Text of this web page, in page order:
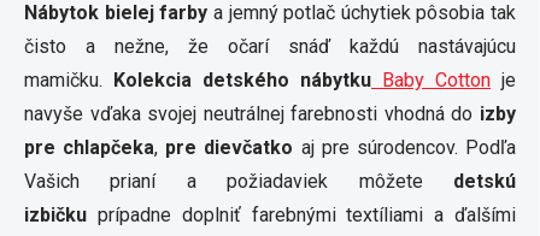
Nábytok bielej farby a jemný potlač úchytiek pôsobia tak
čisto a nežne, že očarí snáď každú nastávajúcu
mamičku. Kolekcia detského nábytku Baby Cotton je
navyše vďaka svojej neutrálnej farebnosti vhodná do izby
pre chlapčeka, pre dievčatko aj pre súrodencov. Podľa
Vašich prianí a požiadaviek môžete detskú
izbičku prípadne doplniť farebnými textíliami a ďalšími